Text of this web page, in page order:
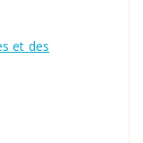
et des